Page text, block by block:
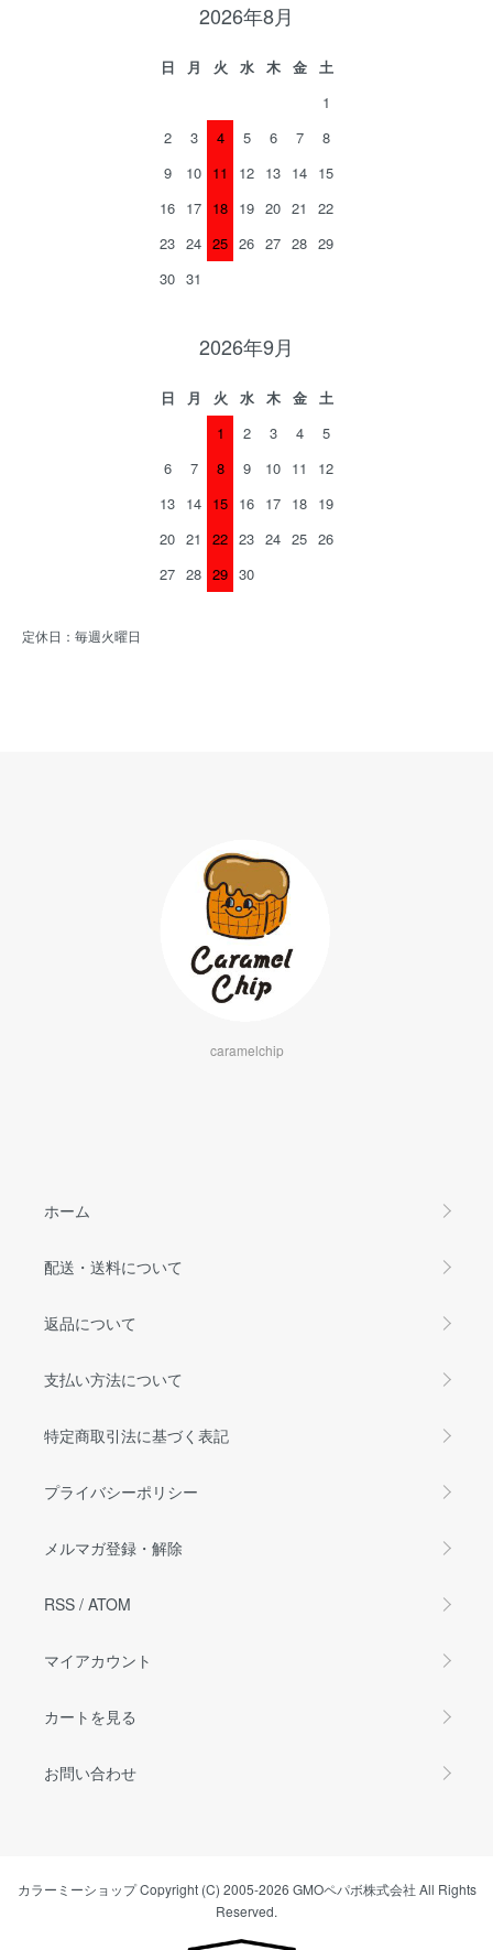
2026年8月
日 月 火 水 木 金
土
1
2
3 4 5 6 7
8
9
10 11 12 13 14 15
16 17 18 19 20 21
22
23 24 25 26 27 28 29
30 31
2026年9月
日 月 火 水 木 金
土
1
2 3 4
5
6
7 8 9 10 11
12
13 14 15 16 17 18 19
20 21 22 23 24 25 26
27 28 29 30
定休日：毎週火曜日
caramelchip
ホーム
配送・送料について
返品について
支払い方法について
特定商取引法に基づく表記
プライバシーポリシー
メルマガ登録・解除
RSS / ATOM
マイアカウント
カートを見る
お問い合わせ
カラーミーショップCopyright (C) 2005-2026 GMOペパボ株式会社 All Rights
Reserved.